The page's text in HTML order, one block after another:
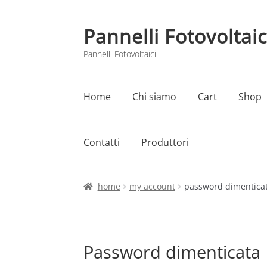
Vai
alla
navigazione
Vai
al
contenuto
Pannelli
Pannelli Fotovoltaici
Home Chi siamo Cart Shop
Contatti Produttori
Home Cart Checkout Chi siamo Contatti
home my account password
Password dimenticata